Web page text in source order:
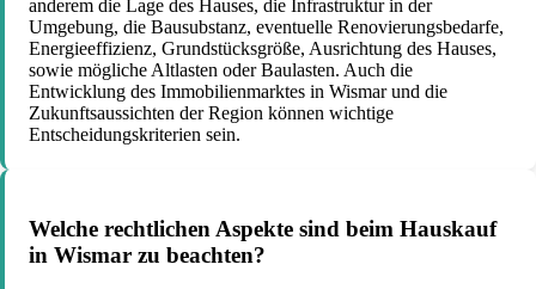
anderem die Lage des Hauses, die Infrastruktur in der
Umgebung, die Bausubstanz, eventuelle Renovierungsbedarfe,
Energieeffizienz, Grundstücksgröße, Ausrichtung des Hauses,
sowie mögliche Altlasten oder Baulasten. Auch die
Entwicklung des Immobilienmarktes in Wismar und die
Zukunftsaussichten der Region können wichtige
Entscheidungskriterien sein.
Welche rechtlichen Aspekte sind beim Hauskauf
in Wismar zu beachten?